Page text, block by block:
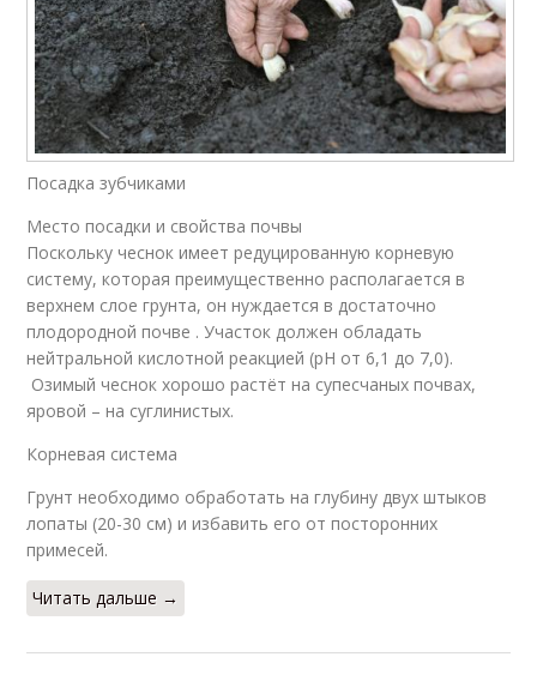
Посадка зубчиками
Место посадки и свойства почвы
Поскольку чеснок имеет редуцированную корневую
систему, которая преимущественно располагается в
верхнем слое грунта, он нуждается в достаточно
плодородной почве . Участок должен обладать
нейтральной кислотной реакцией (рН от 6,1 до 7,0).
Озимый чеснок хорошо растёт на супесчаных почвах,
яровой – на суглинистых.
Корневая система
Грунт необходимо обработать на глубину двух штыков
лопаты (20-30 см) и избавить его от посторонних
примесей.
Читать дальше →